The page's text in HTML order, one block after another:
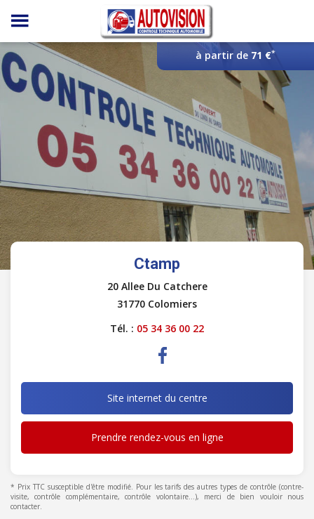
Panneau de gestion des cookies
à partir de 71 €*
Ctamp
20 Allee Du Catchere
31770 Colomiers
Tél. : 05 34 36 00 22
Site internet du centre
Prendre rendez-vous en ligne
* Prix TTC susceptible d'être modifié. Pour les tarifs des autres types de contrôle (contre-
visite, contrôle complémentaire, contrôle volontaire...), merci de bien vouloir nous
contacter.